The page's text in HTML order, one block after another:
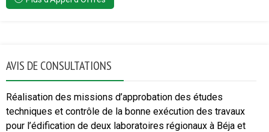
AVIS DE CONSULTATIONS
Réalisation des missions d’approbation des études
techniques et contrôle de la bonne exécution des travaux
pour l’édification de deux laboratoires régionaux à Béja et